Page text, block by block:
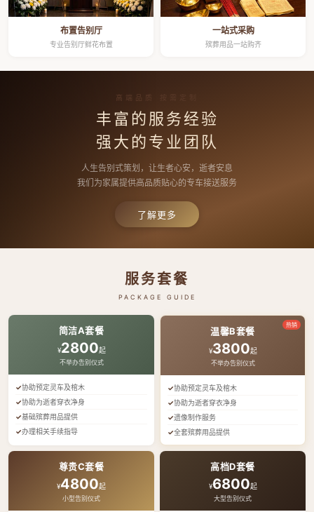
布置告别厅
专业告别厅鲜花布置
一站式采购
殡葬用品一站购齐
高端品质 按需定制
丰富的服务经验
强大的专业团队
人生告别式策划，让生者心安，逝者安息
我们为家属提供高品质贴心的专车接送服务
了解更多
服务套餐
PACKAGE GUIDE
简洁A套餐
¥2800起
不举办告别仪式
协助预定灵车及棺木
协助为逝者穿衣净身
基础殡葬用品提供
办理相关手续指导
热销
温馨B套餐
¥3800起
不举办告别仪式
协助预定灵车及棺木
协助为逝者穿衣净身
遗像制作服务
全套殡葬用品提供
尊贵C套餐
¥4800起
小型告别仪式
高档D套餐
¥6800起
大型告别仪式